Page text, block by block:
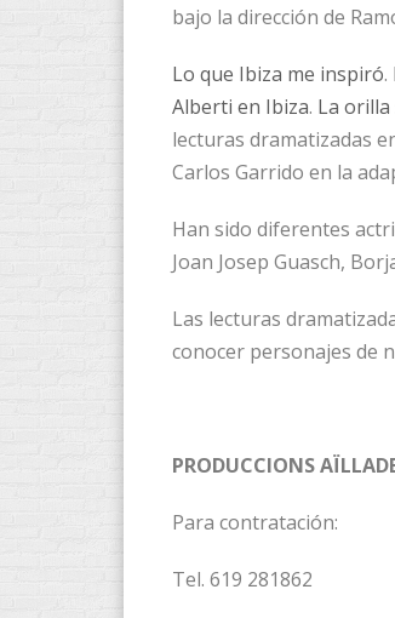
bajo la dirección de
Lo que Ibiza me inspiró.
Alberti en Ibiza. La
lecturas dramatizadas
Carlos Garrido en la
Han sido diferentes
Joan Josep Guasch,
Las lecturas
conocer personajes de
PRODUCCIONS
Para contratación:
Tel. 619 281862